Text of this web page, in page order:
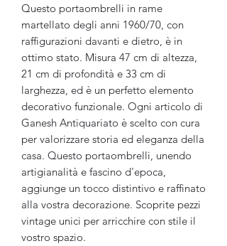
Questo portaombrelli in rame
martellato degli anni 1960/70, con
raffigurazioni davanti e dietro, è in
ottimo stato. Misura 47 cm di altezza,
21 cm di profondità e 33 cm di
larghezza, ed è un perfetto elemento
decorativo funzionale. Ogni articolo di
Ganesh Antiquariato è scelto con cura
per valorizzare storia ed eleganza della
casa. Questo portaombrelli, unendo
artigianalità e fascino d'epoca,
aggiunge un tocco distintivo e raffinato
alla vostra decorazione. Scoprite pezzi
vintage unici per arricchire con stile il
vostro spazio.